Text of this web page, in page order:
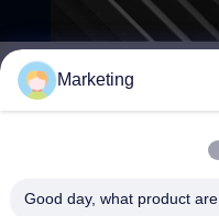
Marketing
Good day, what product